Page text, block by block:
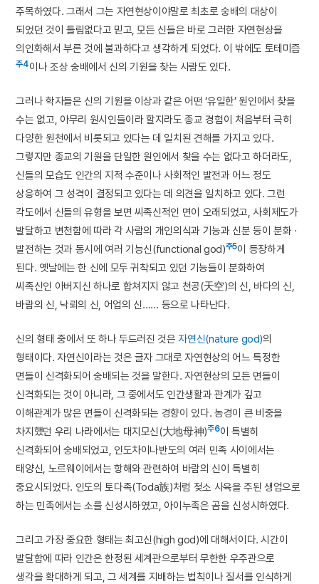
주목하였다. 그래서 그는 자연현상이야말로 최초로 숭배의 대상이
되었던 것이 틀림없다고 믿고, 모든 신들은 바로 그러한 자연현상을
의인화해서 부른 것에 불과하다고 생각하게 되었다. 이 밖에도 토테미즘
주4이나 조상 숭배에서 신의 기원을 찾는 사람도 있다.
그러나 학자들은 신의 기원을 이상과 같은 어떤 ‘유일한’ 원인에서 찾을
수는 없고, 아무리 원시인들이라 할지라도 종교 경험이 처음부터 극히
다양한 원천에서 비롯되고 있다는 데 일치된 견해를 가지고 있다.
그렇지만 종교의 기원을 단일한 원인에서 찾을 수는 없다고 하더라도,
신들의 모습도 인간의 지적 수준이나 사회적인 발전과 어느 정도
상응하여 그 성격이 결정되고 있다는 데 의견을 일치하고 있다. 그런
각도에서 신들의 유형을 보면 씨족신적인 면이 오래되었고, 사회제도가
발달하고 변천함에 따라 각 사람의 개인의식과 기능과 신분 등이 분화 ·
발전하는 것과 동시에 여러 기능신(functional god)주5이 등장하게
된다. 옛날에는 한 신에 모두 귀착되고 있던 기능들이 분화하여
씨족신인 아버지신 하나로 합쳐지지 않고 천공(天空)의 신, 바다의 신,
바람의 신, 낙뢰의 신, 어업의 신…… 등으로 나타난다.
신의 형태 중에서 또 하나 두드러진 것은자연신(nature god)의
형태이다. 자연신이라는 것은 글자 그대로 자연현상의 어느 특정한
면들이 신격화되어 숭배되는 것을 말한다. 자연현상의 모든 면들이
신격화되는 것이 아니라, 그 중에서도 인간생활과 관계가 깊고
이해관계가 많은 면들이 신격화되는 경향이 있다. 농경이 큰 비중을
차지했던 우리 나라에서는 대지모신(大地母神)주6이 특별히
신격화되어 숭배되었고, 인도차이나반도의 여러 민족 사이에서는
태양신, 노르웨이에서는 항해와 관련하여 바람의 신이 특별히
중요시되었다. 인도의 토다족(Toda族)처럼 젖소 사육을 주된 생업으로
하는 민족에서는 소를 신성시하였고, 아이누족은 곰을 신성시하였다.
그리고 가장 중요한 형태는 최고신(high god)에 대해서이다. 시간이
발달함에 따라 인간은 한정된 세계관으로부터 무한한 우주관으로
생각을 확대하게 되고, 그 세계를 지배하는 법칙이나 질서를 인식하게